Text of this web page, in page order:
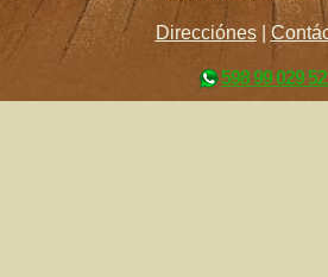
Direcciónes|
598 99 029